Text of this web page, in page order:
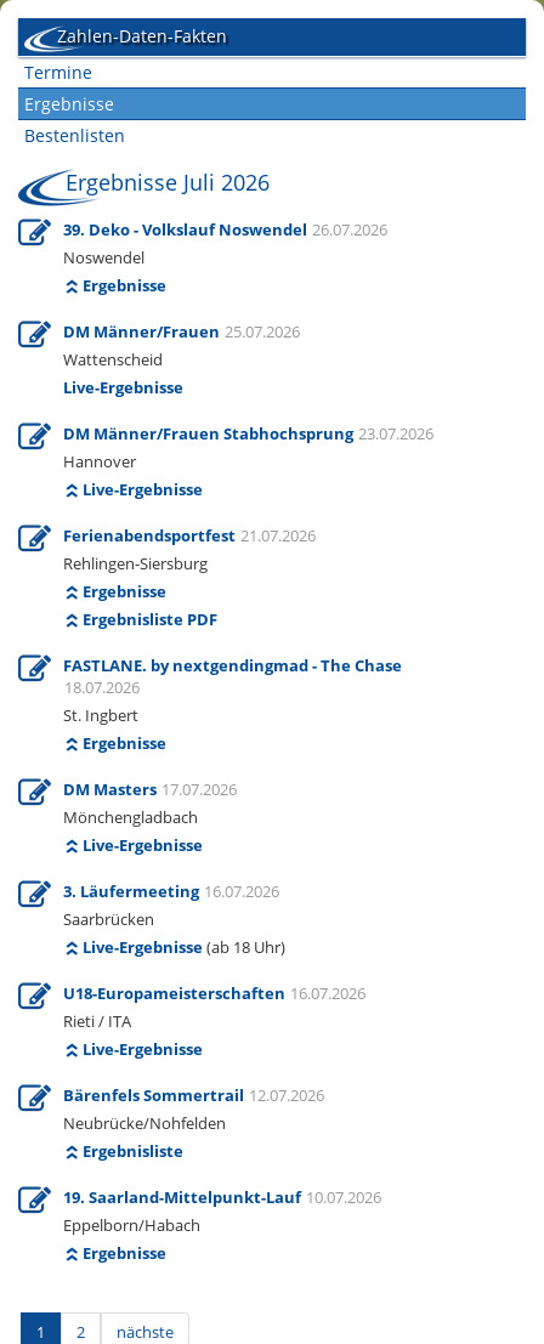
Zahlen-Daten-Fakten
Termine
Ergebnisse
Bestenlisten
Ergebnisse Juli 2026
39. Deko - Volkslauf Noswendel 26.07.2026
Noswendel
Ergebnisse
DM Männer/Frauen 25.07.2026
Wattenscheid
Live-Ergebnisse
DM Männer/Frauen Stabhochsprung 23.07.2026
Hannover
Live-Ergebnisse
Ferienabendsportfest 21.07.2026
Rehlingen-Siersburg
Ergebnisse
Ergebnisliste PDF
FASTLANE. by nextgendingmad - The Chase
18.07.2026
St. Ingbert
Ergebnisse
DM Masters 17.07.2026
Mönchengladbach
Live-Ergebnisse
3. Läufermeeting 16.07.2026
Saarbrücken
Live-Ergebnisse(ab 18 Uhr)
U18-Europameisterschaften 16.07.2026
Rieti / ITA
Live-Ergebnisse
Bärenfels Sommertrail 12.07.2026
Neubrücke/Nohfelden
Ergebnisliste
19. Saarland-Mittelpunkt-Lauf 10.07.2026
Eppelborn/Habach
Ergebnisse
1 2 nächste